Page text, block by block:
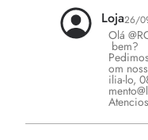
Loja26/
Olá
bem?
om
ilia-lo,